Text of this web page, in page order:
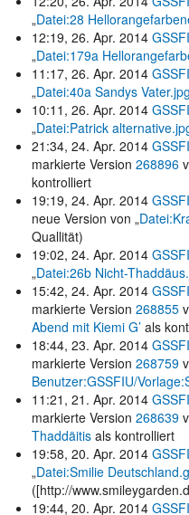
„Datei:28
12:19, 26. Apr. 2014
„Datei:179a
11:17, 26. Apr. 2014
„Datei:40a Sandys Vater.jpg
10:11, 26. Apr. 2014
„Datei:Patrick
21:34, 24. Apr. 2014
markierte Version 268896
kontrolliert
19:19, 24. Apr. 2014
neue Version von „
Quallität)
19:02, 24. Apr. 2014
„Datei:26b Nicht-
15:42, 24. Apr. 2014
markierte Version 268855
Abend mit Kiemi G’ als
18:44, 23. Apr. 2014
markierte Version 268759
Benutzer:GSSFIU/
11:21, 21. Apr. 2014
markierte Version 268639
Thaddäitis als kontrolliert
19:58, 20. Apr. 2014
„Datei:Smilie
([http://
19:44, 20. Apr. 2014